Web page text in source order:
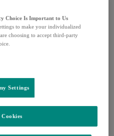
Choice Is Important to Us
to make your individualized
choosing to accept third-party
Settings